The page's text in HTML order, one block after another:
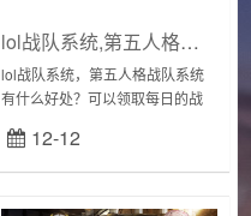
lol战队系统,第五人格战队系统有什么好处?
lol战队系统，第五人格战队系统
有什么好处？可以领取每日的战
可以领取每日的战队福利线索，
积少成多也是一笔很大的收获。
12-12